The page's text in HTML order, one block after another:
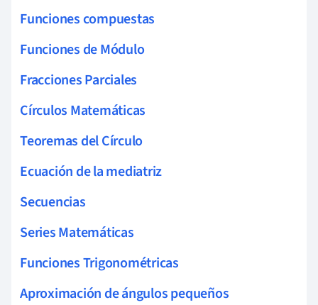
Funciones compuestas
Funciones de Módulo
Fracciones Parciales
Círculos Matemáticas
Teoremas del Círculo
Ecuación de la mediatriz
Secuencias
Series Matemáticas
Funciones Trigonométricas
Aproximación de ángulos pequeños